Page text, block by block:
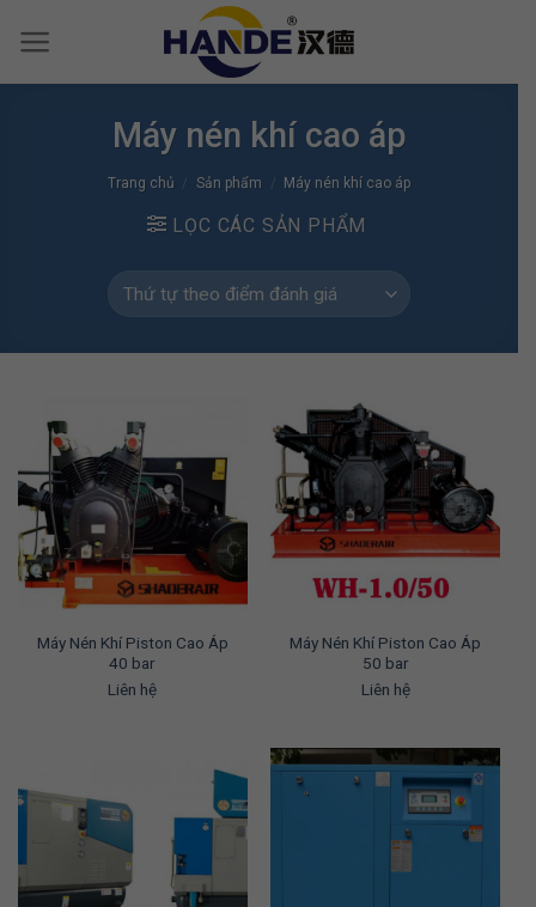
Máy nén khí cao áp
Trang chủ / Sản phẩm / Máy nén khí cao áp
LỌC CÁC SẢN PHẨM
Máy Nén Khí Piston Cao Áp
40 bar
Liên hệ
Máy Nén Khí Piston Cao Áp
50 bar
Liên hệ